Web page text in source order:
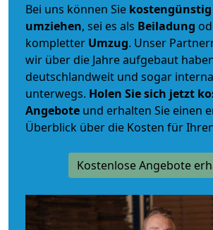
Bei uns können Sie kostengünstig
umziehen, sei es als Beiladung
kompletter Umzug. Unser
wir über die Jahre aufgebaut
deutschlandweit und sogar
unterwegs. Holen Sie sich jetzt
Angebote und erhalten Sie einen
Überblick über die Kosten für
Kostenlose Angebote